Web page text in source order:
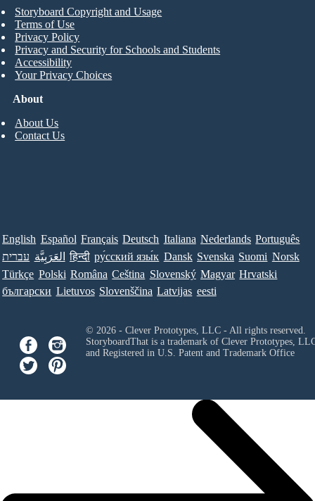
About
About Us
Contact Us
Storyboard Copyright and Usage
Terms of Use
Privacy Policy
Privacy and Security for Schools and Students
Accessibility
Your Privacy Choices
English Español Français Deutsch Italiana Nederlands Português
עברית العَرَبِيَّة हिन्दी ру́сский язы́к Dansk Svenska Suomi Norsk
Türkçe Polski Româna Ceština Slovenský Magyar Hrvatski
български Lietuvos Slovenščina Latvijas eesti
© 2026 - Clever Prototypes, LLC - All rights reserved.
StoryboardThat is a trademark of Clever Prototypes,
and Registered in U.S. Patent and Trademark Office